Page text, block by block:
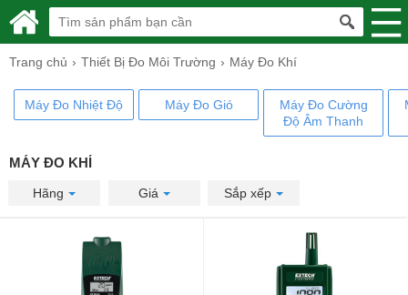
Trang chủ Thiết Bị Đo Môi Trường Máy Đo Khí
Máy Đo Nhiệt Độ Máy Đo Gió
Máy Đo Cường
Độ Âm Thanh
MÁY ĐO KHÍ
Hãng Giá Sắp xếp